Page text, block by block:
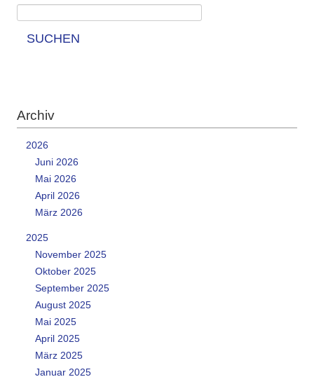
SUCHEN
Archiv
2026
Juni 2026
Mai 2026
April 2026
März 2026
2025
November 2025
Oktober 2025
September 2025
August 2025
Mai 2025
April 2025
März 2025
Januar 2025